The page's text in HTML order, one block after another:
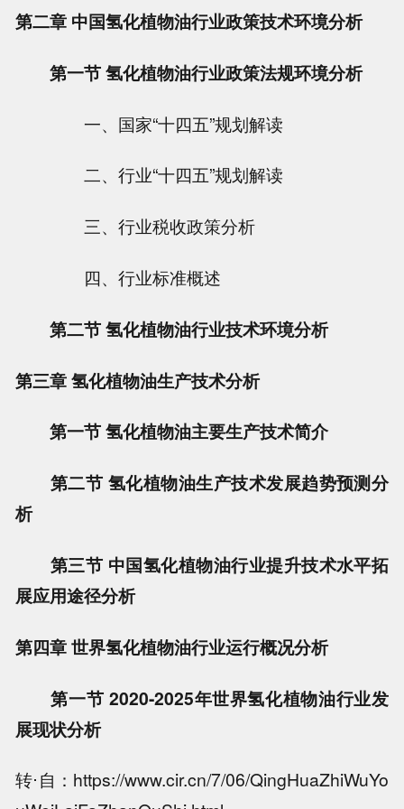
第二章 中国氢化植物油行业政策技术环境分析
第一节 氢化植物油行业政策法规环境分析
一、国家“十四五”规划解读
二、行业“十四五”规划解读
三、行业税收政策分析
四、行业标准概述
第二节 氢化植物油行业技术环境分析
第三章 氢化植物油生产技术分析
第一节 氢化植物油主要生产技术简介
第二节 氢化植物油生产技术发展趋势预测分
析
第三节 中国氢化植物油行业提升技术水平拓
展应用途径分析
第四章 世界氢化植物油行业运行概况分析
第一节 2020-2025年世界氢化植物油行业发
展现状分析
转⋅自：https://www.cir.cn/7/06/QingHuaZhiWuYo